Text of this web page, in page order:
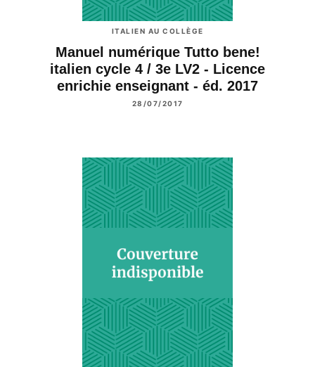
ITALIEN AU COLLÈGE
Manuel numérique Tutto bene!
italien cycle 4 / 3e LV2 - Licence
enrichie enseignant - éd. 2017
28/07/2017